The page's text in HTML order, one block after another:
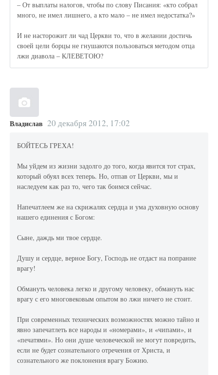
– От выплаты налогов, чтобы по слову Писания: «кто собрал
много, не имел лишнего, а кто мало – не имел недостатка?»
И не насторожит ли чад Церкви то, что в желании достичь
своей цели борцы не гнушаются пользоваться методом отца
лжи диавола – КЛЕВЕТОЮ?
Владислав 20 декабря 2012, 17:02
БОЙТЕСЬ ГРЕХА!
Мы уйдем из жизни задолго до того, когда явится тот страх,
который обуял всех теперь. Но, отпав от Церкви, мы и
наследуем как раз то, чего так боимся сейчас.
Напечатлеем же на скрижалях сердца и ума духовную основу
нашего единения с Богом:
Сыне, даждь ми твое сердце.
Душу и сердце, верное Богу, Господь не отдаст на попрание
врагу!
Обмануть человека легко и другому человеку, обмануть нас
врагу с его многовековым опытом во лжи ничего не стоит.
При современных технических возможностях можно тайно и
явно запечатлеть все народы и «номерами», и «чипами», и
«печатями». Но они душе человеческой не могут повредить,
если не будет сознательного отречения от Христа, и
сознательного же поклонения врагу Божию.